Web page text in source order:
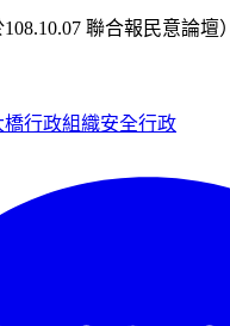
108.10.07 聯合報民意論壇）
橋行政組織安全行政